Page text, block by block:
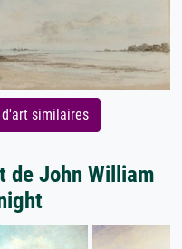
similaires
de John William